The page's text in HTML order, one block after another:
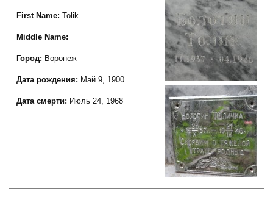
First Name:Tolik
Middle Name:
Город: Воронеж
Дата рождения: Май 9, 1900
Дата смерти: Июль 24, 1968